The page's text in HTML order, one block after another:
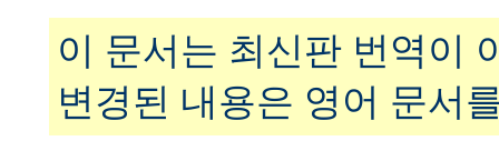
이 문서는 최신판 번역이
변경된 내용은 영어 문서